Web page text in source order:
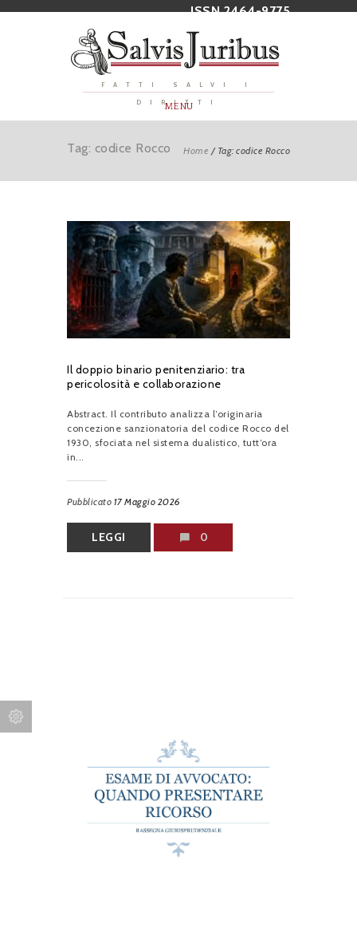
ISSN 2464-9775
FATTI SALVI I
DIRITTI
MENU
Home / Tag: codice Rocco
Tag: codice Rocco
Il doppio binario penitenziario: tra
pericolosità e collaborazione
Abstract. Il contributo analizza l’originaria
concezione sanzionatoria del codice Rocco del
1930, sfociata nel sistema dualistico, tutt’ora
in...
Pubblicato 17 Maggio 2026
LEGGI 0